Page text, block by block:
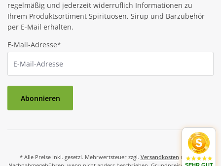
regelmäßig und jederzeit widerruflich Informationen zu
Ihrem Produktsortiment Spirituosen, Sirup und Barzubehör
per E-Mail erhalten.
E-Mail-Adresse*
Abonnieren
* Alle Preise inkl. gesetzl. Mehrwertsteuer zzgl. Versandkosten und ggf.